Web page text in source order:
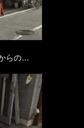
らの…